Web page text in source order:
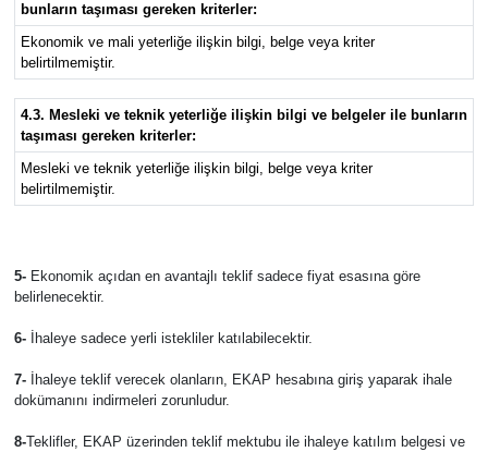
bunların taşıması gereken kriterler:
Ekonomik ve mali yeterliğe ilişkin bilgi, belge veya kriter
belirtilmemiştir.
4.3. Mesleki ve teknik yeterliğe ilişkin bilgi ve belgeler ile bunların
taşıması gereken kriterler:
Mesleki ve teknik yeterliğe ilişkin bilgi, belge veya kriter
belirtilmemiştir.
5-Ekonomik açıdan en avantajlı teklif sadece fiyat esasına göre
belirlenecektir.
6- İhaleye sadece yerli istekliler katılabilecektir.
7-İhaleye teklif verecek olanların, EKAP hesabına giriş yaparak ihale
dokümanını indirmeleri zorunludur.
8-Teklifler, EKAP üzerinden teklif mektubu ile ihaleye katılım belgesi ve